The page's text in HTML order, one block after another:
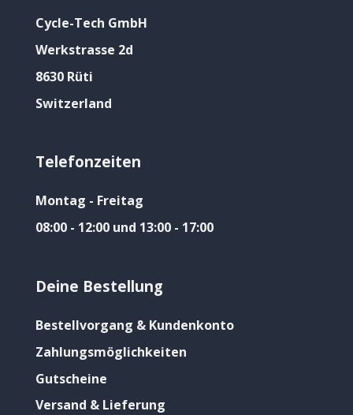
Cycle-Tech GmbH
Werkstrasse 2d
8630 Rüti
Switzerland
Telefonzeiten
Montag - Freitag
08:00 - 12:00 und 13:00 - 17:00
Deine Bestellung
Bestellvorgang & Kundenkonto
Zahlungsmöglichkeiten
Gutscheine
Versand & Lieferung